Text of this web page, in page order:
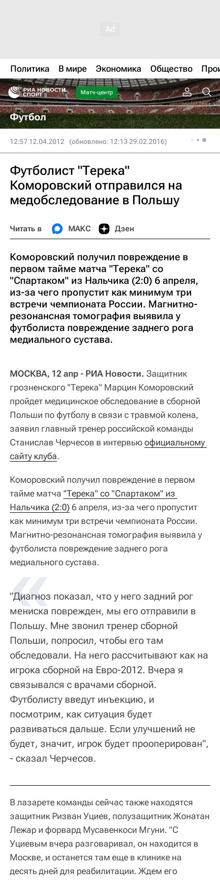
Политика В мире Экономика Общество
Матч-центр
Футбол
12:57 12.04.2012 (обновлено: 12:13 29.02.2016)
Футболист "Терека"
Коморовский отправился на
медобследование в Польшу
Читать в МАКС Дзен
Коморовский получил повреждение в
первом тайме матча "Терека" со
"Спартаком" из Нальчика (2:0) 6 апреля,
из-за чего пропустит как минимум три
встречи чемпионата России. Магнитно-
резонансная томография выявила у
футболиста повреждение заднего рога
медиального сустава.
МОСКВА, 12 апр - РИА Новости. Защитник
грозненского "Терека" Марцин Коморовский
пройдет медицинское обследование в сборной
Польши по футболу в связи с травмой колена,
заявил главный тренер российской команды
Станислав Черчесов в интервьюофициальному
сайту клуба.
Коморовский получил повреждение в первом
тайме матча "Терека" со "Спартаком" из
Нальчика (2:0) 6 апреля, из-за чего пропустит
как минимум три встречи чемпионата России.
Магнитно-резонансная томография выявила у
футболиста повреждение заднего рога
медиального сустава.
"Диагноз показал, что у него задний рог
мениска поврежден, мы его отправили в
Польшу. Мне звонил тренер сборной
Польши, попросил, чтобы его там
обследовали. На него рассчитывают как на
игрока сборной на Евро-2012. Вчера я
связывался с врачами сборной.
Футболисту введут инъекцию, и
посмотрим, как ситуация будет
развиваться дальше. Если улучшений не
будет, значит, игрок будет прооперирован",
- сказал Черчесов.
В лазарете команды сейчас также находятся
защитник Ризван Уциев, полузащитник Жонатан
Лежар и форвард Мусавенкоси Мгуни. "С
Уциевым вчера разговаривал, он находится в
Москве, и останется там еще в клинике на
десять дней для реабилитации. Ждем его